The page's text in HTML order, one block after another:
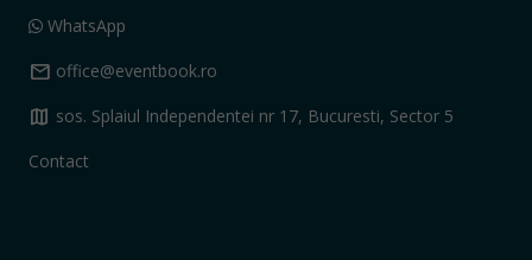
WhatsApp
mail office@eventbook.ro
map sos. Splaiul Independentei nr 17, Bucuresti, Sector 5
Contact